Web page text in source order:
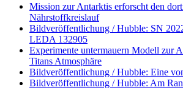
Mission zur Antarktis erforscht den
Nährstoffkreislauf
Bildveröffentlichung / Hubble: SN
LEDA 132905
Experimente untermauern Modell zur
Titans Atmosphäre
Bildveröffentlichung / Hubble: Eine
Bildveröffentlichung / Hubble: Am